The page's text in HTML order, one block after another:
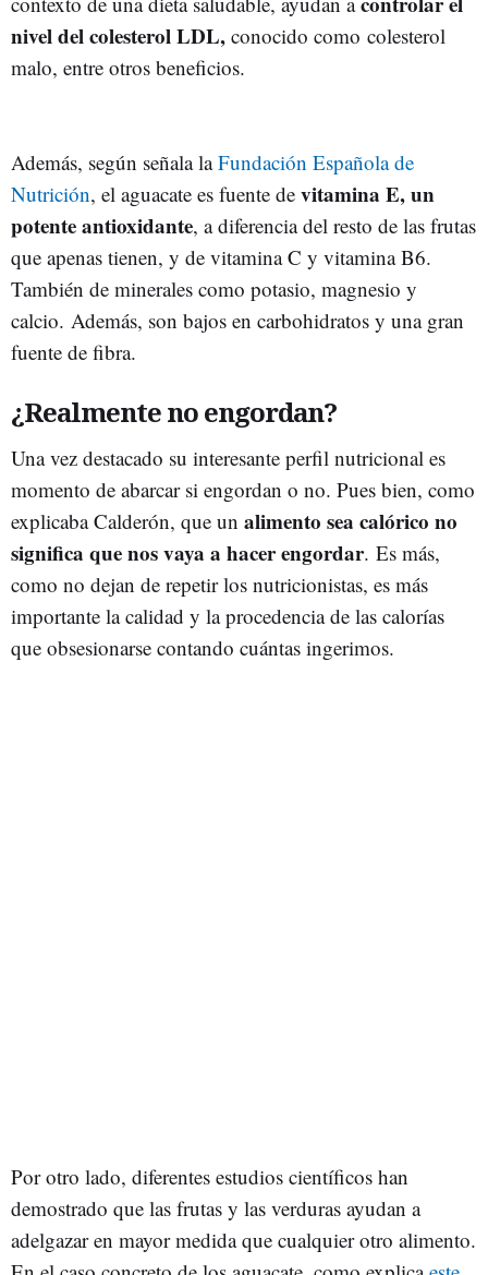
nivel del colesterol LDL, conocido como colesterol
malo, entre otros beneficios.
Además, según señala laFundación Española de
Nutrición, el aguacate es fuente de vitamina E, un
potente antioxidante, a diferencia del resto de las frutas
que apenas tienen, y de vitamina C y vitamina B6.
También de minerales como potasio, magnesio y
calcio. Además, son bajos en carbohidratos y una gran
fuente de fibra.
¿Realmente no engordan?
Una vez destacado su interesante perfil nutricional es
momento de abarcar si engordan o no. Pues bien, como
explicaba Calderón, que un alimento sea calórico no
significa que nos vaya a hacer engordar. Es más,
como no dejan de repetir los nutricionistas, es más
importante la calidad y la procedencia de las calorías
que obsesionarse contando cuántas ingerimos.
Por otro lado, diferentes estudios científicos han
demostrado que las frutas y las verduras ayudan a
adelgazar en mayor medida que cualquier otro alimento.